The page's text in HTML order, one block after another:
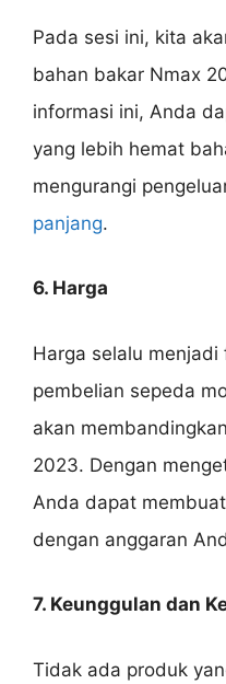
Pada sesi ini, kita
bahan bakar Nmax
informasi ini, Anda
yang lebih hemat
mengurangi
panjang.
6. Harga
Harga selalu
pembelian sepeda
akan
2023. Dengan
Anda dapat
dengan anggaran
7. Keunggulan dan
Tidak ada produk